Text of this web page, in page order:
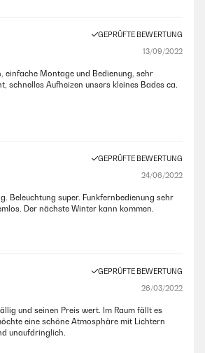
GEPRÜFTE BEWERTUNG
13/09/2022
einfache Montage und Bedienung, sehr
schnelles Aufheizen unsers kleines Bades ca.
GEPRÜFTE BEWERTUNG
24/06/2022
Beleuchtung super. Funkfernbedienung sehr
Der nächste Winter kann kommen.
GEPRÜFTE BEWERTUNG
26/03/2022
und seinen Preis wert. Im Raum fällt es
eine schöne Atmosphäre mit Lichtern
unaufdringlich.